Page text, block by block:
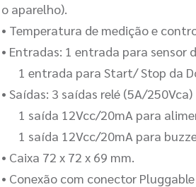
o aparelho).
• Temperatura de medição e
• Entradas: 1 entrada para sensor
1 entrada para Start/ Stop da
• Saídas: 3 saídas relé (5A/250Vca)
1 saída 12Vcc/20mA para
1 saída 12Vcc/20mA para
• Caixa 72 x 72 x 69 mm.
• Conexão com conector